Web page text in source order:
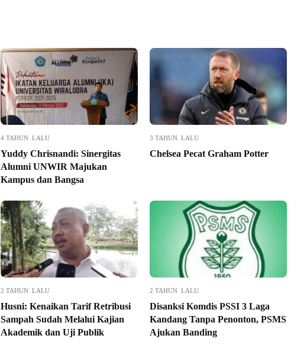
4 TAHUN LALU
Yuddy Chrisnandi: Sinergitas
Alumni UNWIR Majukan
Kampus dan Bangsa
3 TAHUN LALU
Chelsea Pecat Graham Potter
2 TAHUN LALU
Husni: Kenaikan Tarif Retribusi
Sampah Sudah Melalui Kajian
Akademik dan Uji Publik
2 TAHUN LALU
Disanksi Komdis PSSI 3 Laga
Kandang Tanpa Penonton, PSMS
Ajukan Banding